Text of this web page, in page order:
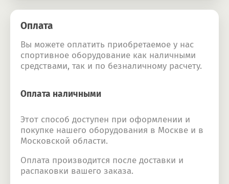
Оплата
Вы можете оплатить приобретаемое у нас
спортивное оборудование как наличными
средствами, так и по безналичному расчету.
Оплата наличными
Этот способ доступен при оформлении и
покупке нашего оборудования в Москве и в
Московской области.
Оплата производится после доставки и
распаковки вашего заказа.